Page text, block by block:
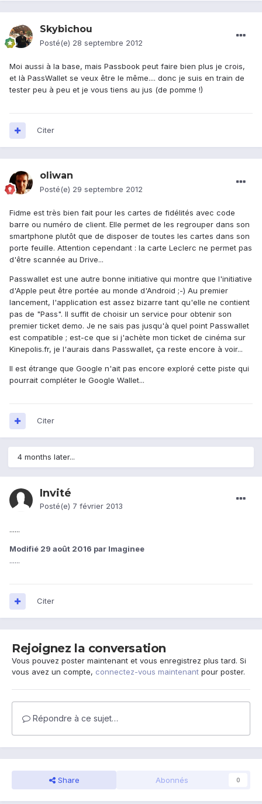
Skybichou
Posté(e) 28 septembre 2012
Moi aussi à la base, mais Passbook peut faire bien plus je crois,
et là PassWallet se veux être le même.... donc je suis en train de
tester peu à peu et je vous tiens au jus (de pomme !)
Citer
oliwan
Posté(e) 29 septembre 2012
Fidme est très bien fait pour les cartes de fidélités avec code
barre ou numéro de client. Elle permet de les regrouper dans son
smartphone plutôt que de disposer de toutes les cartes dans son
porte feuille. Attention cependant : la carte Leclerc ne permet pas
d'être scannée au Drive...
Passwallet est une autre bonne initiative qui montre que l'initiative
d'Apple peut être portée au monde d'Android ;-) Au premier
lancement, l'application est assez bizarre tant qu'elle ne contient
pas de "Pass". Il suffit de choisir un service pour obtenir son
premier ticket demo. Je ne sais pas jusqu'à quel point Passwallet
est compatible ; est-ce que si j'achète mon ticket de cinéma sur
Kinepolis.fr, je l'aurais dans Passwallet, ça reste encore à voir...
Il est étrange que Google n'ait pas encore exploré cette piste qui
pourrait compléter le Google Wallet...
Citer
4 months later...
Invité
Posté(e) 7 février 2013
......
Modifié 29 août 2016 par lmaginee
......
Citer
Rejoignez la conversation
Vous pouvez poster maintenant et vous enregistrez plus tard. Si
vous avez un compte, connectez-vous maintenant pour poster.
Répondre à ce sujet…
Share Abonnés 0